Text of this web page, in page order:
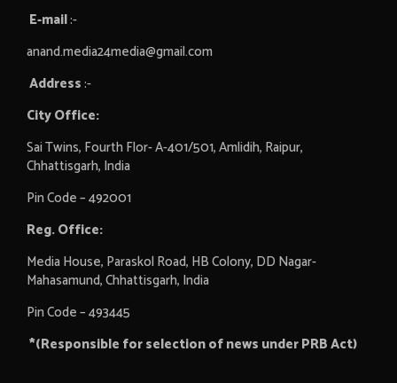
E-mail:-
anand.media24media@gmail.com
Address:-
City Office:
Sai Twins, Fourth Flor- A-401/501, Amlidih, Raipur,
Chhattisgarh, India
Pin Code – 492001
Reg. Office:
Media House, Paraskol Road, HB Colony, DD Nagar-
Mahasamund, Chhattisgarh, India
Pin Code – 493445
*(Responsible for selection of news under PRB Act)